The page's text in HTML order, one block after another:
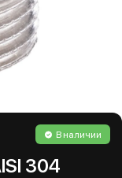
В наличии
304